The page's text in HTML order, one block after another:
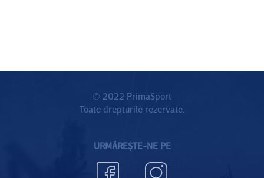
© 2022 PrimaSport
Toate drepturile rezervate.
URMĂREȘTE-NE PE